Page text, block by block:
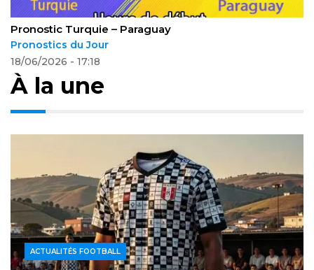
Pronostic Turquie – Paraguay
Pronostics du Jour
18/06/2026 - 17:18
À la une
ACTUALITÉS FOOTBALL